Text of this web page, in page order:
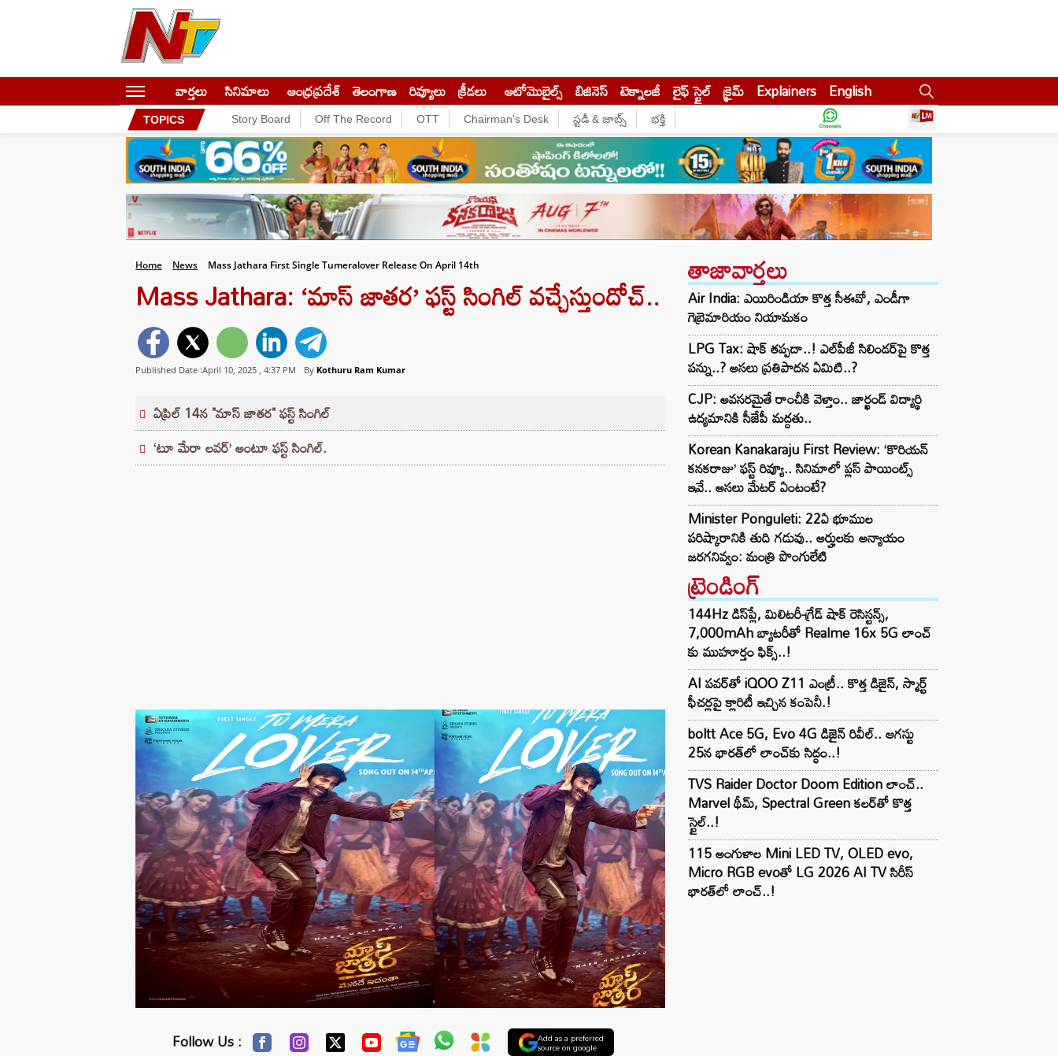
వార్తలు సినిమాలు ఆంధ్రప్రదేశ్ తెలంగాణ రివ్యూలు క్రీడలు ఆటోమొబైల్స్ బిజినెస్‌ టెక్నాలజీ లైఫ్ స్టైల్ క్రైమ్ Explainers English
TOPICS Story Board Off The Record OTT Chairman's Desk స్టడీ & జాబ్స్ భక్తి
Home News Mass Jathara First Single Tumeralover Release On April 14th
Mass Jathara: ‘మాస్ జాతర’ ఫస్ట్ సింగిల్ వచ్చేస్తుందోచ్..
Published Date :April 10, 2025 , 4:37 PM By Kothuru Ram Kumar
ఏప్రిల్ 14న "మాస్ జాతర" ఫస్ట్ సింగిల్
‘టూ మేరా లవర్’ అంటూ ఫస్ట్ సింగిల్.
Follow Us : Add as a preferred
source on google
తాజావార్తలు
Air India: ఎయిరిండియా కొత్త సీఈవో, ఎండీగా
గెబ్రెమారియం నియామకం
LPG Tax: షాక్‌ తప్పదా..! ఎల్‌పీజీ సిలిండర్‌పై కొత్త
పన్ను..? అసలు ప్రతిపాదన ఏమిటి..?
CJP: అవసరమైతే రాంచీకి వెళ్తాం.. జార్ఖండ్ విద్యార్థి
ఉద్యమానికి సీజేపీ మద్దతు..
Korean Kanakaraju First Review: ‘కొరియన్
కనకరాజు’ ఫస్ట్ రివ్యూ.. సినిమాలో ప్లస్ పాయింట్స్
ఇవే.. అసలు మేటర్ ఏంటంటే?
Minister Ponguleti: 22ఏ భూముల
పరిష్కారానికి తుది గడువు.. అర్హులకు అన్యాయం
జరగనివ్వం: మంత్రి పొంగులేటి
ట్రెండింగ్‌
144Hz డిస్‌ప్లే, మిలిటరీ-గ్రేడ్ షాక్ రెసిస్టన్స్,
7,000mAh బ్యాటరీతో Realme 16x 5G లాంచ్
కు ముహూర్తం ఫిక్స్..!
AI పవర్‌తో iQOO Z11 ఎంట్రీ.. కొత్త డిజైన్, స్మార్ట్
ఫీచర్లపై క్లారిటీ ఇచ్చిన కంపెనీ.!
boltt Ace 5G, Evo 4G డిజైన్ రివీల్.. ఆగస్టు
25న భారత్‌లో లాంచ్‌కు సిద్ధం..!
TVS Raider Doctor Doom Edition లాంచ్..
Marvel థీమ్, Spectral Green కలర్‌తో కొత్త
స్టైల్..!
115 అంగుళాల Mini LED TV, OLED evo,
Micro RGB evoతో LG 2026 AI TV సిరీస్
భారత్‌లో లాంచ్..!